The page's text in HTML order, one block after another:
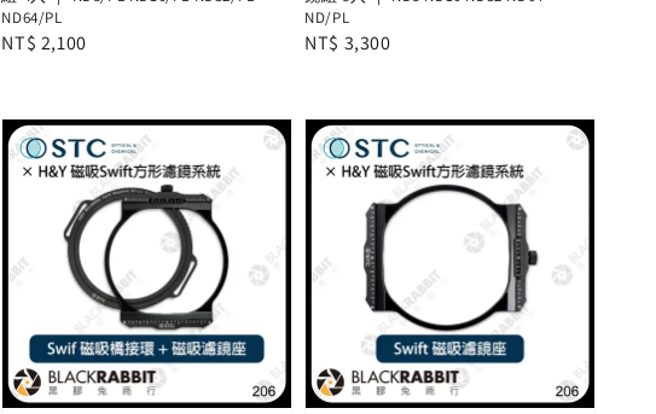
ND64/PL
Regular
NT$ 2,100
ND/PL
Regular
NT$ 3,300